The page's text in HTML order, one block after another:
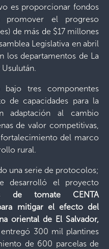
es proporcionar fondos
promover el progreso
de más de $17 millones
Legislativa en abril
los departamentos de La
bajo tres componentes
de capacidades para la
adaptación al cambio
de valor competitivas,
del marco
rural.
una serie de protocolos;
desarrolló el proyecto
de tomate CENTA
mitigar el efecto del
oriental de El Salvador,
300 mil plantines
de 600 parcelas de